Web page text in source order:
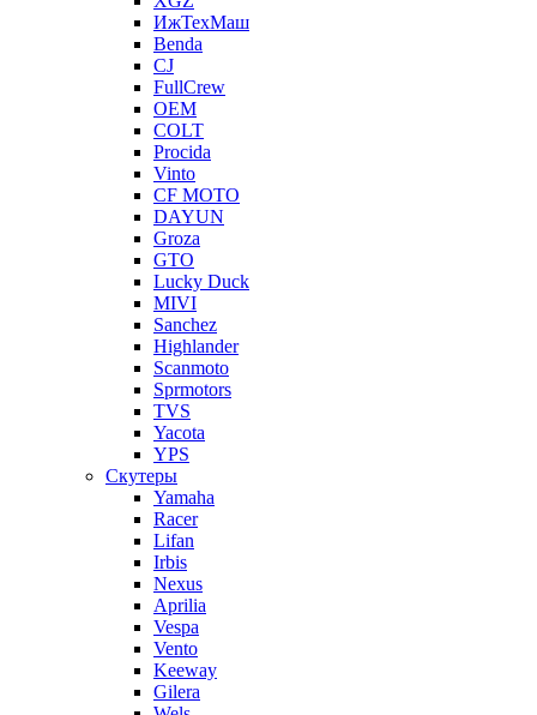
ИжТехМаш
Benda
CJ
FullCrew
OEM
COLT
Procida
Vinto
CF MOTO
DAYUN
Groza
GTO
Lucky Duck
MIVI
Sanchez
Highlander
Scanmoto
Sprmotors
TVS
Yacota
YPS
Скутеры
Yamaha
Racer
Lifan
Irbis
Nexus
Aprilia
Vespa
Vento
Keeway
Gilera